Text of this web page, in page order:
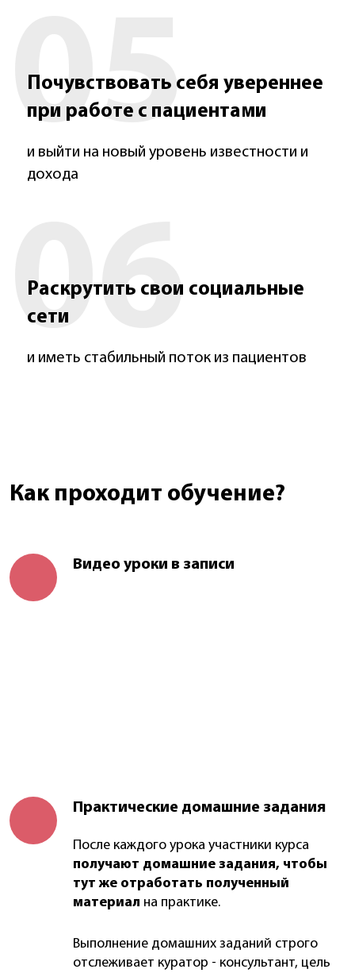
05
Почувствовать себя увереннее
при работе с пациентами
и выйти на новый уровень известности и
дохода
06
Раскрутить свои социальные
сети
и иметь стабильный поток из пациентов
Как проходит обучение?
Видео уроки в записи
Практические домашние задания
После каждого урока участники курса
получают домашние задания, чтобы
тут же отработать полученный
материал на практике.
Выполнение домашних заданий строго
отслеживает куратор - консультант, цель